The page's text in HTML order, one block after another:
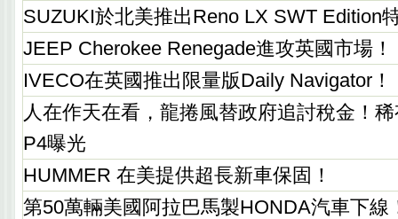
SUZUKI於北美推出Reno LX SWT Edition
JEEP Cherokee Renegade進攻英國市場！
IVECO在英國推出限量版Daily Navigator！
人在作天在看，龍捲風替政府追討稅金！
P4曝光
HUMMER 在美提供超長新車保固！
第50萬輛美國阿拉巴馬製HONDA汽車下線